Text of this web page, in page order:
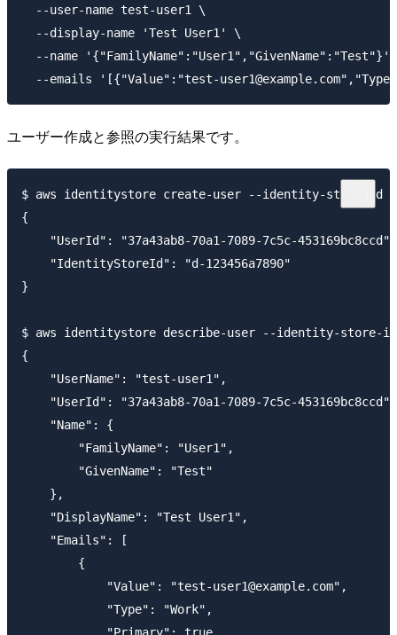
  --user-name test-user1 \
  --display-name 'Test User1' \
--name '{"FamilyName":"User1","GivenName":"Test"}'
ユーザー作成と参照の実行結果です。
$ aws identitystore create-user --identity-store-id d-
{
    "UserId": "37a43ab8-70a1-7089-7c5c-453169bc8ccd",
    "IdentityStoreId": "d-123456a7890"
}
$ aws identitystore describe-user --identity-store-id d-
{
    "UserName": "test-user1",
    "UserId": "37a43ab8-70a1-7089-7c5c-453169bc8ccd",
    "Name": {
        "FamilyName": "User1",
        "GivenName": "Test"
    },
    "DisplayName": "Test User1",
    "Emails": [
        {
            "Value": "test-user1@example.com",
            "Type": "Work",